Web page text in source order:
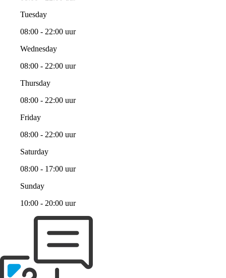
Tuesday
08:00 - 22:00 uur
Wednesday
08:00 - 22:00 uur
Thursday
08:00 - 22:00 uur
Friday
08:00 - 22:00 uur
Saturday
08:00 - 17:00 uur
Sunday
10:00 - 20:00 uur